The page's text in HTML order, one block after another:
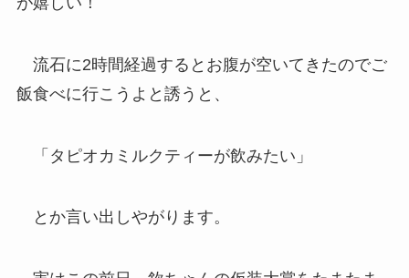
流石に2時間経過するとお腹が空いてきたのでご
飯食べに行こうよと誘うと、
「タピオカミルクティーが飲みたい」
とか言い出しやがります。